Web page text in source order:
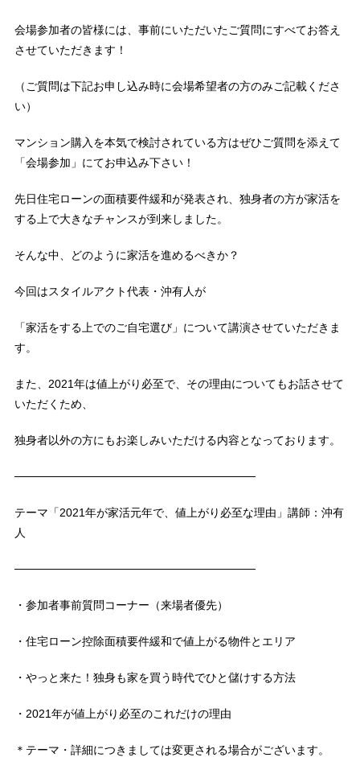
会場参加者の皆様には、事前にいただいたご質問にすべてお答え
させていただきます！
（ご質問は下記お申し込み時に会場希望者の方のみご記載くださ
い）
マンション購入を本気で検討されている方はぜひご質問を添えて
「会場参加」にてお申込み下さい！
先日住宅ローンの面積要件緩和が発表され、独身者の方が家活を
する上で大きなチャンスが到来しました。
そんな中、どのように家活を進めるべきか？
今回はスタイルアクト代表・沖有人が
「家活をする上でのご自宅選び」について講演させていただきま
す。
また、2021年は値上がり必至で、その理由についてもお話させて
いただくため、
独身者以外の方にもお楽しみいただける内容となっております。
──────────────────────────────
テーマ「2021年が家活元年で、値上がり必至な理由」講師：沖有
人
──────────────────────────────
・参加者事前質問コーナー（来場者優先）
・住宅ローン控除面積要件緩和で値上がる物件とエリア
・やっと来た！独身も家を買う時代でひと儲けする方法
・2021年が値上がり必至のこれだけの理由
＊テーマ・詳細につきましては変更される場合がございます。